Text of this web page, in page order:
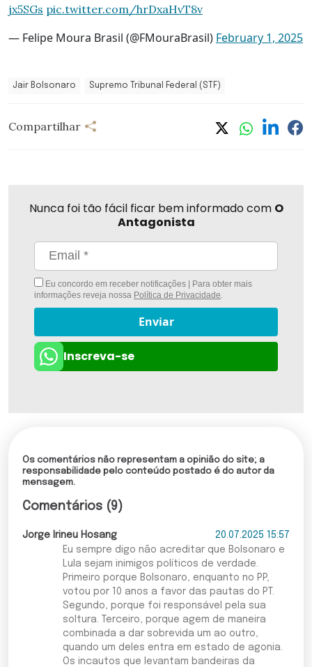
jx5SGs pic.twitter.com/hrDxaHvT8v
— Felipe Moura Brasil (@FMouraBrasil) February 1, 2025
Jair Bolsonaro Supremo Tribunal Federal (STF)
Compartilhar
Nunca foi tão fácil ficar bem informado com O
Antagonista
Eu concordo em receber notificações | Para obter mais
informações reveja nossa Política de Privacidade
Enviar
Inscreva-se
Os comentários não representam a opinião do site; a
responsabilidade pelo conteúdo postado é do autor da
mensagem.
Comentários (9)
Jorge Irineu Hosang
20.07.2025 15:57
Eu sempre digo não acreditar que Bolsonaro e
Lula sejam inimigos políticos de verdade.
Primeiro porque Bolsonaro, enquanto no PP,
votou por 10 anos a favor das pautas do PT.
Segundo, porque foi responsável pela sua
soltura. Terceiro, porque agem de maneira
combinada a dar sobrevida um ao outro,
quando um deles entra em estado de agonia.
Os incautos que levantam bandeiras da